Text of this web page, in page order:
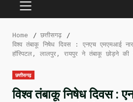
PRIMARY
Home
छत्तीसगढ़
विश्व तंबाकू निषेध दिवस : एनएच एमएमआई
हॉस्पिटल, लालपुर, रायपुर ने तंबाकू छोड़ने की
छत्तीसगढ़
विश्व तंबाकू निषेध दिवस :